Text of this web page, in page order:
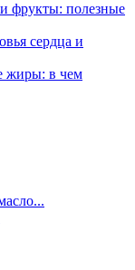
фрукты: полезные
сердца и
жиры: в чем